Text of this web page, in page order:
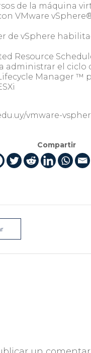
de la máquina
VMware
de vSphere
Resource
administrar el ciclo
Manager ™
vmware-
Compartir